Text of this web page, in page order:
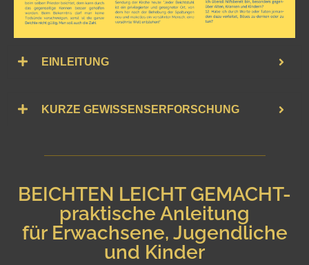
EINLEITUNG
KURZE GEWISSENSERFORSCHUNG
BEICHTEN LEICHT GEMACHT-
praktische Anleitung
für Erwachsene, Jugendliche
und Kinder